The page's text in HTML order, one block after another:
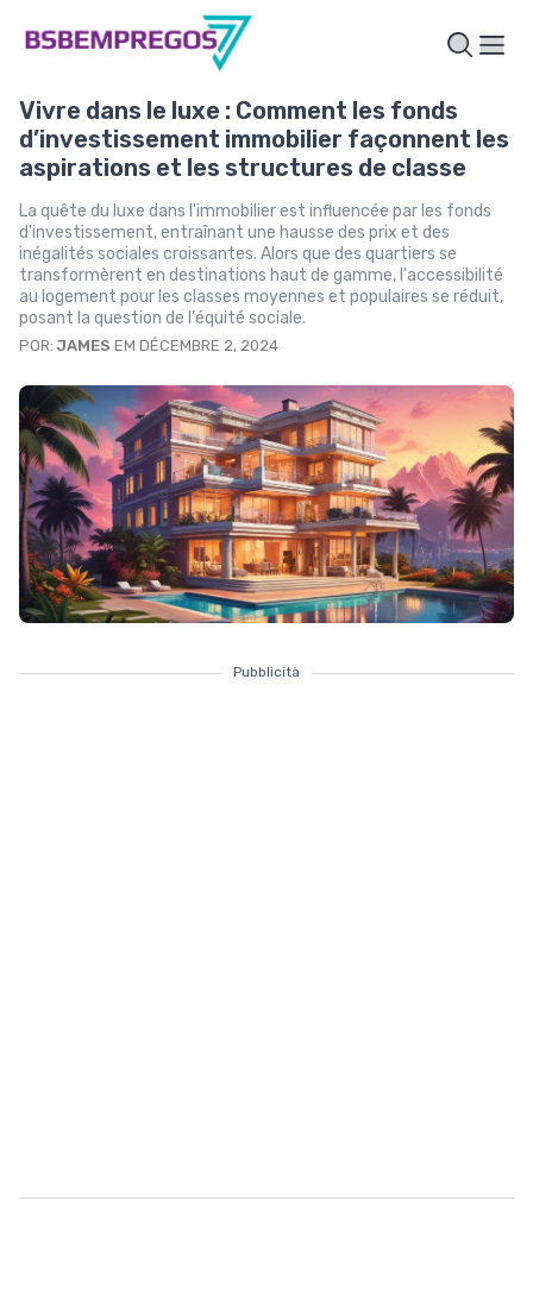
Vivre dans le luxe : Comment les fonds
d’investissement immobilier façonnent les
aspirations et les structures de classe
La quête du luxe dans l'immobilier est influencée par les fonds
d'investissement, entraînant une hausse des prix et des
inégalités sociales croissantes. Alors que des quartiers se
transformèrent en destinations haut de gamme, l'accessibilité
au logement pour les classes moyennes et populaires se réduit,
posant la question de l'équité sociale.
POR:JAMES EM DÉCEMBRE 2, 2024
Pubblicità